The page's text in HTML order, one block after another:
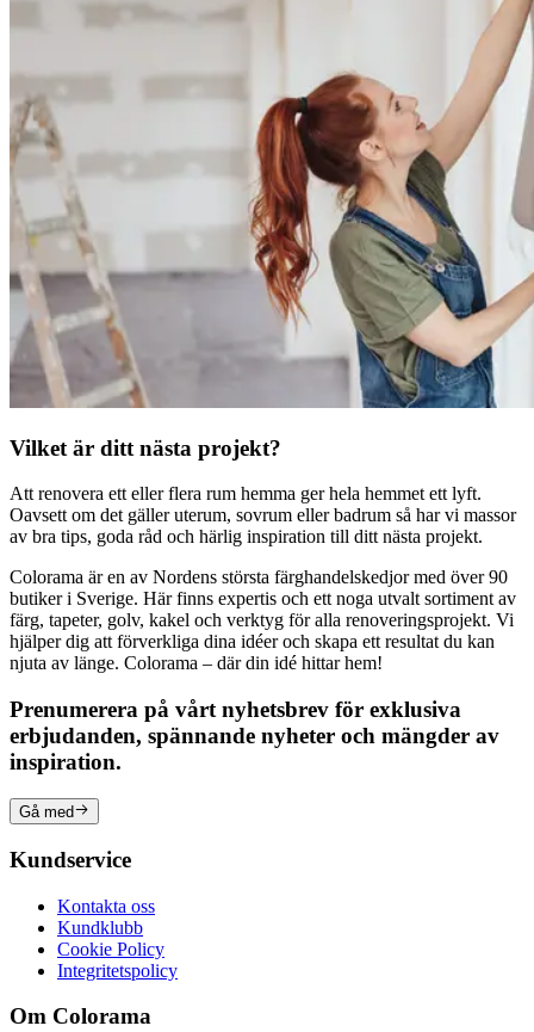
Vilket är ditt nästa projekt?
Att renovera ett eller flera rum hemma ger hela hemmet ett lyft.
Oavsett om det gäller uterum, sovrum eller badrum så har vi massor
av bra tips, goda råd och härlig inspiration till ditt nästa projekt.
Colorama är en av Nordens största färghandelskedjor med över 90
butiker i Sverige. Här finns expertis och ett noga utvalt sortiment av
färg, tapeter, golv, kakel och verktyg för alla renoveringsprojekt. Vi
hjälper dig att förverkliga dina idéer och skapa ett resultat du kan
njuta av länge. Colorama – där din idé hittar hem!
Prenumerera på vårt nyhetsbrev för exklusiva
erbjudanden, spännande nyheter och mängder av
inspiration.
Gå med
Kundservice
Kontakta oss
Kundklubb
Cookie Policy
Integritetspolicy
Om Colorama